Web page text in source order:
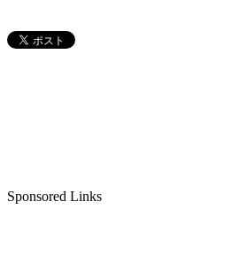
Sponsored Links